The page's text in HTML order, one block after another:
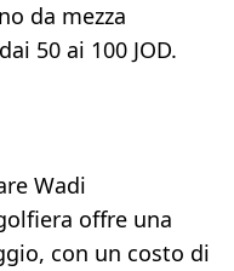
da mezza
50 ai 100 JOD.
Wadi
offre una
con un costo di